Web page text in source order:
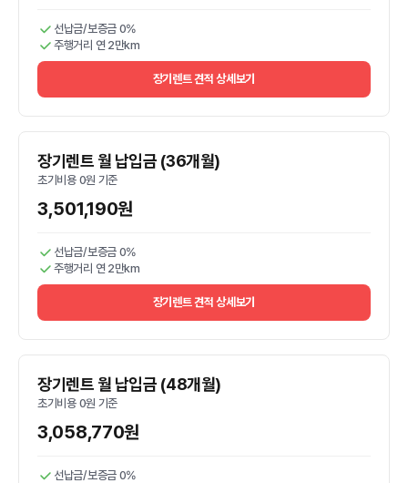
선납금/보증금 0%
주행거리 연 2만km
장기렌트 견적 상세보기
장기렌트 월 납입금 (36개월)
초기비용 0원 기준
3,501,190원
선납금/보증금 0%
주행거리 연 2만km
장기렌트 견적 상세보기
장기렌트 월 납입금 (48개월)
초기비용 0원 기준
3,058,770원
선납금/보증금 0%